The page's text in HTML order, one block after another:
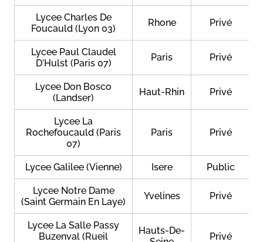
Lycee Charles De
Foucauld (Lyon 03)
Rhone Privé
Lycee Paul Claudel
D'Hulst (Paris 07)
Paris Privé
Lycee Don Bosco
(Landser)
Haut-Rhin Privé
Lycee La
Rochefoucauld (Paris
07)
Paris Privé
Lycee Galilee (Vienne) Isere Public
Lycee Notre Dame
(Saint Germain En Laye)
Yvelines Privé
Lycee La Salle Passy
Buzenval (Rueil
Hauts-De-
Privé